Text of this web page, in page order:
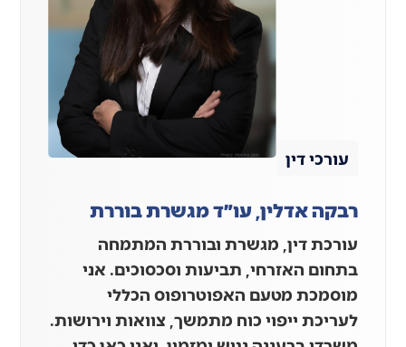
עורכי דין
רבקה אדלין, עו״ד מגשרת בוררת
עורכת דין, מגשרת ובוררת המתמחה
בתחום האזרחי, תביעות וסכסוכים. אני
מוסמכת מטעם האפוטרופוס הכללי
לעריכת ייפוי כוח מתמשך, צוואות וירושות.